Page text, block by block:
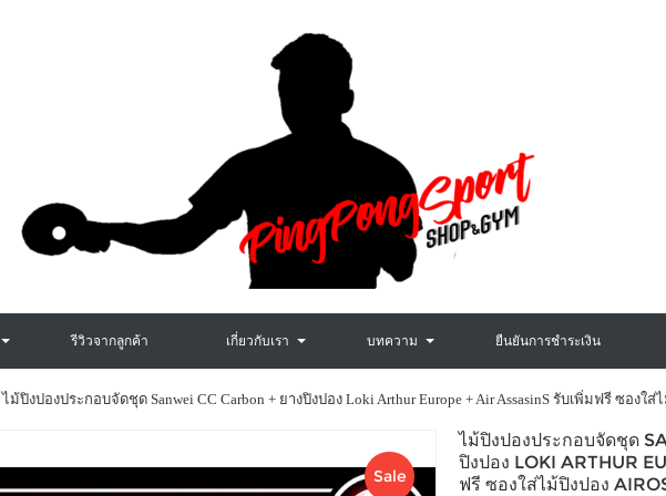
รีวิวจากลูกค้า เกี่ยวกับเรา บทความ ยืนยันการชำระเงิน
ไม้ปิงปองประกอบจัดชุด Sanwei CC Carbon + ยางปิงปอง Loki Arthur Europe + Air AssasinS รับเพิ่มฟรี ซองใส่
Sale
ไม้ปิงปองประกอบจัดชุด
ปิงปอง LOKI ARTHUR
ฟรี ซองใส่ไม้ปิงปอง